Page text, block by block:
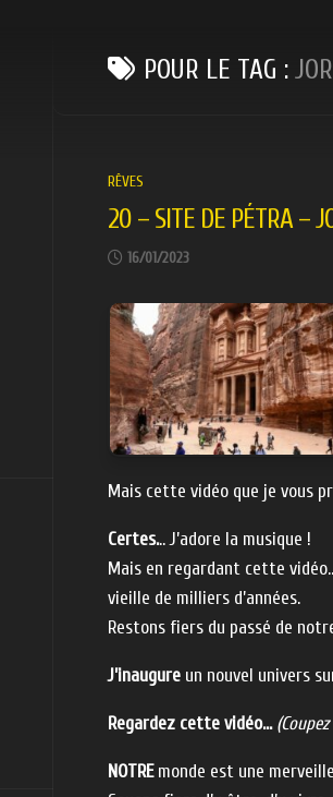
POUR LE TAG :
RÊVES
20 – SITE DE PÉTRA –
16/01/2023
Mais cette vidéo que je vous
Certes... J’adore la musique !
Mais en regardant cette
vieille de milliers d’années.
Restons fiers du passé de
J’inaugure un nouvel univers
Regardez cette vidéo…
NOTRE monde est une